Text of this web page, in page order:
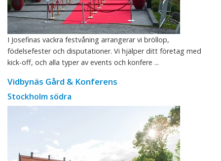
I Josefinas vackra festvåning arrangerar vi bröllop,
födelsefester och disputationer. Vi hjälper ditt företag med
kick-off, och alla typer av events och konfere ...
Vidbynäs Gård & Konferens
Stockholm södra